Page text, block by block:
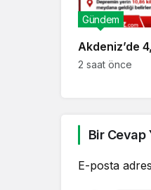
Akdeniz’de
Gündem
2 saat önce
Bir Cevap
E-posta